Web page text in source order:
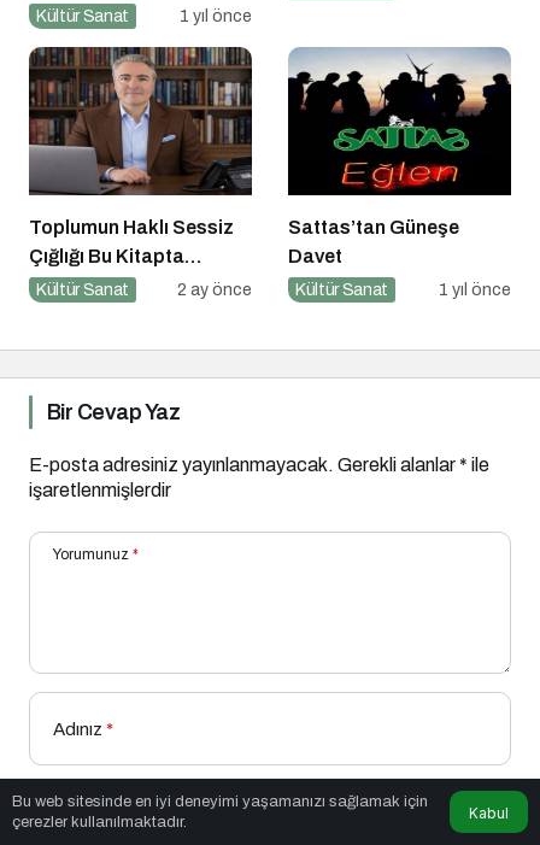
Gerçekleştiriyor!
Kültür Sanat 1 yıl önce
Toplumun Haklı Sessiz
Çığlığı Bu Kitapta
Toplandı
Kültür Sanat 2 ay önce
Sattas’tan Güneşe
Davet
Kültür Sanat 1 yıl önce
Bir Cevap Yaz
E-posta adresiniz yayınlanmayacak. Gerekli alanlar* ile
işaretlenmişlerdir
Yorumunuz *
Adınız *
E-Posta*
Bu web sitesinde en iyi deneyimi yaşamanızı sağlamak için
çerezler kullanılmaktadır.
Kabul